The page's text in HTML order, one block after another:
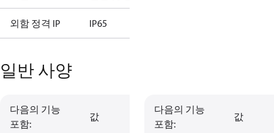
외함 정격 IP IP65
일반 사양
다음의 기능
포함:
값
다음의 기능
포함:
값